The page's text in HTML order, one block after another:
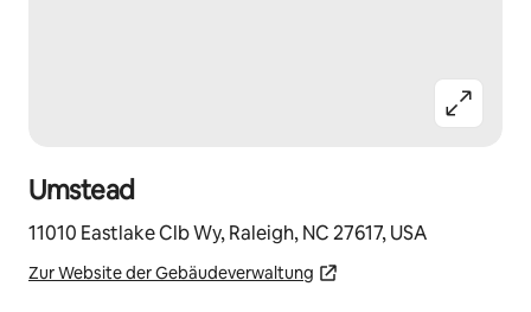
Umstead
11010 Eastlake Clb Wy, Raleigh, NC 27617, USA
Zur Website der Gebäudeverwaltung